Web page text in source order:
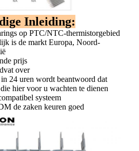
Inleiding:
op PTC/NTC-thermistorgebied
is de markt Europa, Noord-
prijs
over
24 uren wordt beantwoord dat
hier voor u wachten te dienen
systeem
de zaken keuren goed